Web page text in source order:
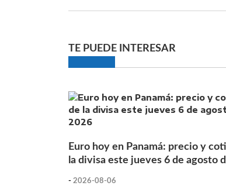
TE PUEDE INTERESAR
Euro hoy en Panamá: precio y
la divisa este jueves 6 de agosto
- 2026-08-06